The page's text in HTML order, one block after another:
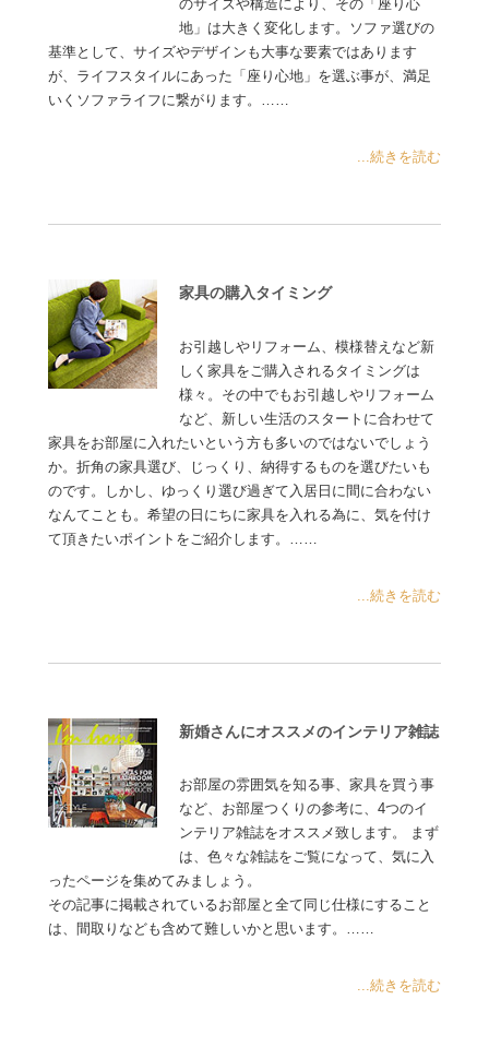
のサイズや構造により、その「座り心
地」は大きく変化します。ソファ選びの
基準として、サイズやデザインも大事な要素ではあります
が、ライフスタイルにあった「座り心地」を選ぶ事が、満足
いくソファライフに繋がります。……
...続きを読む
家具の購入タイミング
お引越しやリフォーム、模様替えなど新
しく家具をご購入されるタイミングは
様々。その中でもお引越しやリフォーム
など、新しい生活のスタートに合わせて
家具をお部屋に入れたいという方も多いのではないでしょう
か。折角の家具選び、じっくり、納得するものを選びたいも
のです。しかし、ゆっくり選び過ぎて入居日に間に合わない
なんてことも。希望の日にちに家具を入れる為に、気を付け
て頂きたいポイントをご紹介します。……
...続きを読む
新婚さんにオススメのインテリア雑誌
お部屋の雰囲気を知る事、家具を買う事
など、お部屋つくりの参考に、4つのイ
ンテリア雑誌をオススメ致します。 まず
は、色々な雑誌をご覧になって、気に入
ったページを集めてみましょう。
その記事に掲載されているお部屋と全て同じ仕様にすること
は、間取りなども含めて難しいかと思います。……
...続きを読む